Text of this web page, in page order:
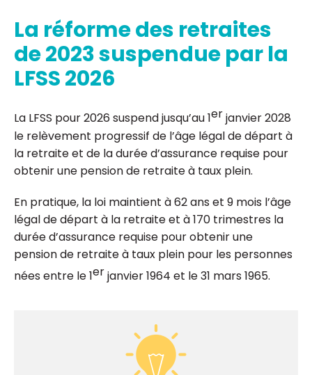
La réforme des retraites
de 2023 suspendue par la
LFSS 2026
La LFSS pour 2026 suspend jusqu’au 1erjanvier 2028
le relèvement progressif de l’âge légal de départ à
la retraite et de la durée d’assurance requise pour
obtenir une pension de retraite à taux plein.
En pratique, la loi maintient à 62 ans et 9 mois l’âge
légal de départ à la retraite et à 170 trimestres la
durée d’assurance requise pour obtenir une
pension de retraite à taux plein pour les personnes
nées entre le 1erjanvier 1964 et le 31 mars 1965.